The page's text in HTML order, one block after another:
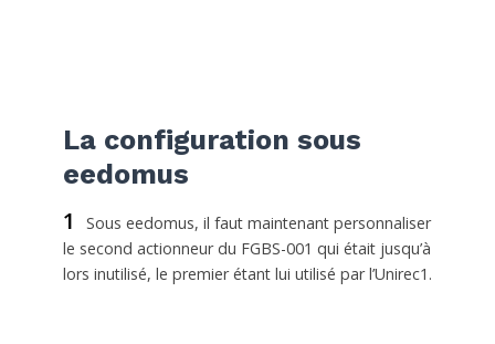
La configuration sous
eedomus
1
Sous eedomus, il faut maintenant personnaliser
le second actionneur du FGBS-001 qui était jusqu’à
lors inutilisé, le premier étant lui utilisé par l’Unirec1.